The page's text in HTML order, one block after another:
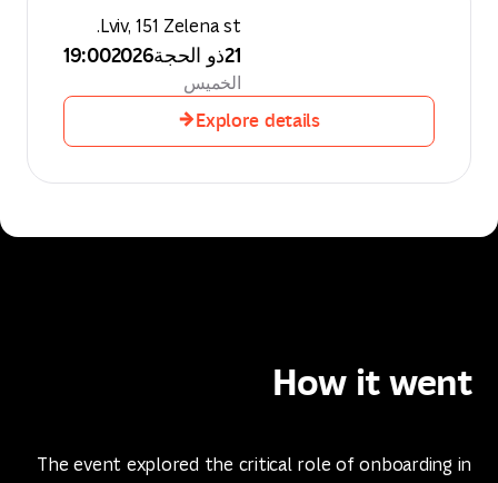
Lviv, 151 Zelena st.
21ذو الحجة2026
الخميس
19:00
Explore details
How it went
The event explored the critical role of onboarding in